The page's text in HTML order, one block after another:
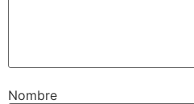
Nombre